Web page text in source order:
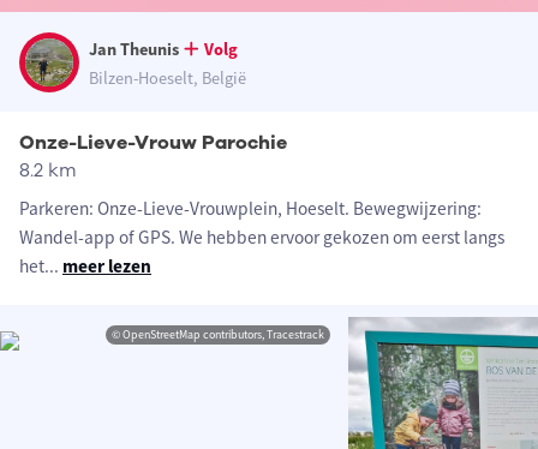
Jan Theunis
Volg
Bilzen-Hoeselt, België
Onze-Lieve-Vrouw Parochie
8.2 km
Parkeren: Onze-Lieve-Vrouwplein, Hoeselt. Bewegwijzering:
Wandel-app of GPS. We hebben ervoor gekozen om eerst langs
het... meer lezen
© OpenStreetMap contributors, Tracestrack